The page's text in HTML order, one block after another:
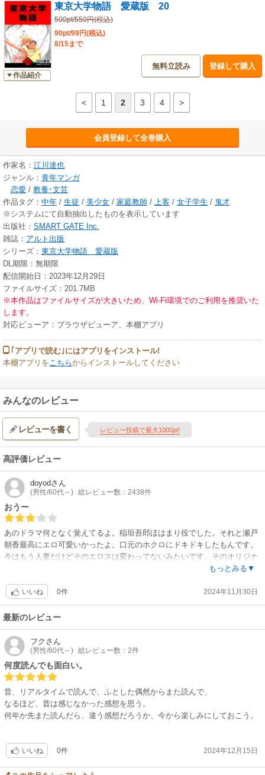
作品紹介
東京大学物語 愛蔵版 20
500pt/550円(税込)
90pt/99円(税込)
8/15まで
無料立読み 登録して購入
< 1 2 3 4 >
会員登録して全巻購入
作家名： 江川達也
ジャンル： 青年マンガ
恋愛 / 教養･文芸
作品タグ： 中年 / 生徒 / 美少女 / 家庭教師 / 上客 / 女子学生 / 鬼才
※システムにて自動抽出したものを表示しています
出版社： SMART GATE Inc.
雑誌： アルト出版
シリーズ： 東京大学物語 愛蔵版
DL期限：無期限
配信開始日：2023年12月29日
ファイルサイズ：201.7MB
※本作品はファイルサイズが大きいため、Wi-Fi環境でのご利用を推奨いた
します。
対応ビューア：ブラウザビューア、本棚アプリ
｢アプリで読む｣にはアプリをインストール!
本棚アプリを こちらからインストールしてください
みんなのレビュー
レビューを書く レビュー投稿で最大1000pt!
高評価レビュー
doyodさん
(男性/60代～) 総レビュー数：2438件
おうー
あのドラマ何となく覚えてるよ。稲垣吾郎ほはまり役でした。それと瀬戸
朝香最高にエロ可愛いかったよ。口元のホクロにドキドキしたもんです。
今はもう人妻だけどそのエロスは変わってないみたいです。そのオリジナ
もっとみる▼
いいね 0件 2024年11月30日
最新のレビュー
フク さん
(男性/60代～) 総レビュー数：2件
何度読んでも面白い。
昔、リアルタイムで読んで、ふとした偶然からまた読んで、
なるほど、昔は感じなかった感想を思う。
何年か先また読んだら、違う感想だろうか、今から楽しみにしておこう。
いいね 0件 2024年12月15日